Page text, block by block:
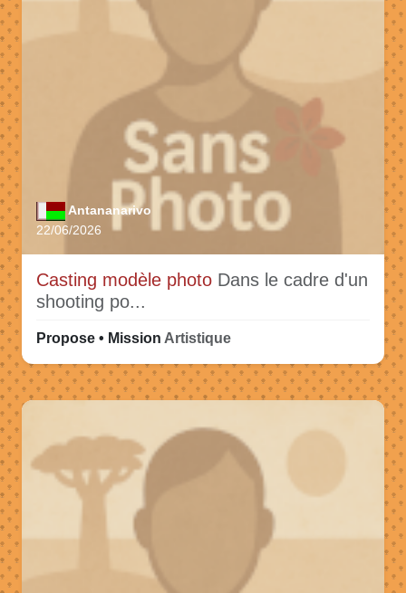
Antananarivo
22/06/2026
Casting modèle photo Dans le cadre d'un
shooting po...
Propose • Mission Artistique